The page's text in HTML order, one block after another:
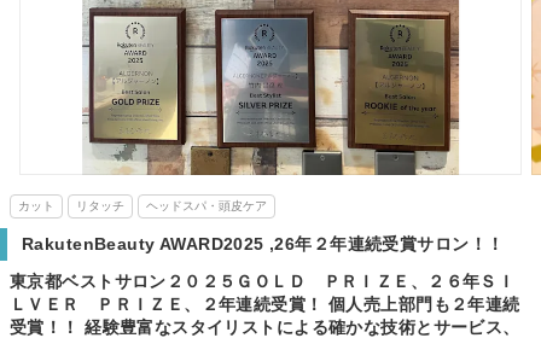
カット リタッチ ヘッドスパ・頭皮ケア
RakutenBeauty AWARD2025 ,26年２年連続受賞サロン！！
東京都ベストサロン２０２５ＧＯＬＤ ＰＲＩＺＥ、２６年ＳＩ
ＬＶＥＲ ＰＲＩＺＥ、２年連続受賞！ 個人売上部門も２年連続
受賞！！ 経験豊富なスタイリストによる確かな技術とサービス、